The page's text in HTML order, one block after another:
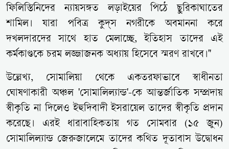
ফিলিস্তিনিদের ন্যায়সঙ্গত লড়াইয়ের পিঠে ছুরিকাঘাতের
শামিল। যারা পবিত্র কুদ্স নগরীকে অবমাননা করে
দখলদারদের সাথে হাত মেলাচ্ছে, ইতিহাস তাদের এই
কর্মকাণ্ডকে চরম লজ্জাজনক অধ্যায় হিসেবে স্মরণ রাখবে।"
উল্লেখ্য, সোমালিয়া থেকে একতরফাভাবে স্বাধীনতা
ঘোষণাকারী অঞ্চল 'সোমালিল্যান্ড'-কে আন্তর্জাতিক সম্প্রদায়
স্বীকৃতি না দিলেও ইহুদিবাদী ইসরায়েল তাদের স্বীকৃতি প্রদান
করেছে। এরই ধারাবাহিকতায় গত সোমবার (১৫ জুন)
সোমালিল্যান্ড জেরুজালেমে তাদের কথিত দূতাবাস উদ্বোধন